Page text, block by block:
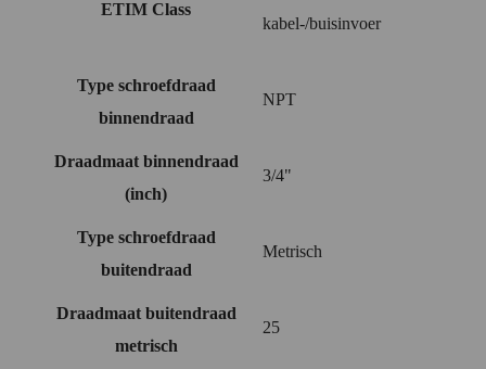
ETIM Class
kabel-/buisinvoer
Type schroefdraad
binnendraad
NPT
Draadmaat binnendraad
(inch)
3/4"
Type schroefdraad
buitendraad
Metrisch
Draadmaat buitendraad
metrisch
25